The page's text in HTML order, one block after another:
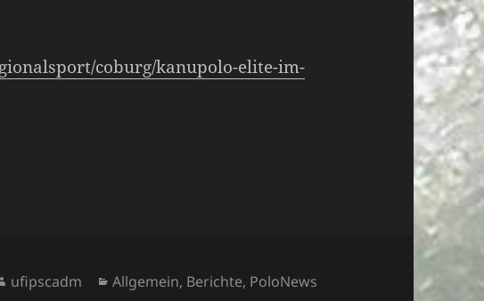
coburg/kanupolo-elite-im-
Autor
ufipscadm Kategorien
Allgemein, Berichte, PoloNews